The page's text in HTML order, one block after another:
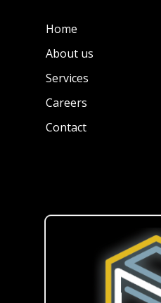
Home
About us
Services
Careers
Contact